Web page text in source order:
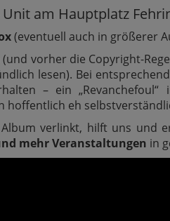
Unit am Hauptplatz
(eventuell auch in größerer
vorher die Copyright-
lesen). Bei
– ein „Revanchefoul“
hoffentlich eh
verlinkt, hilft uns und
mehr Veranstaltungen in